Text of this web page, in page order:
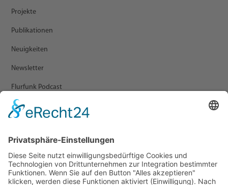
Projekte
Publikationen
Neuigkeiten
Newsletter
Flurfunk Podcast
Presse
Veranstaltungen
Newsletter Archiv